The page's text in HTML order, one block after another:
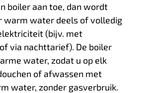
boiler aan toe, dan wordt
warm water deels of volledig
(bijv. met
via nachttarief). De boiler
water, zodat u op elk
of afwassen met
water, zonder gasverbruik.